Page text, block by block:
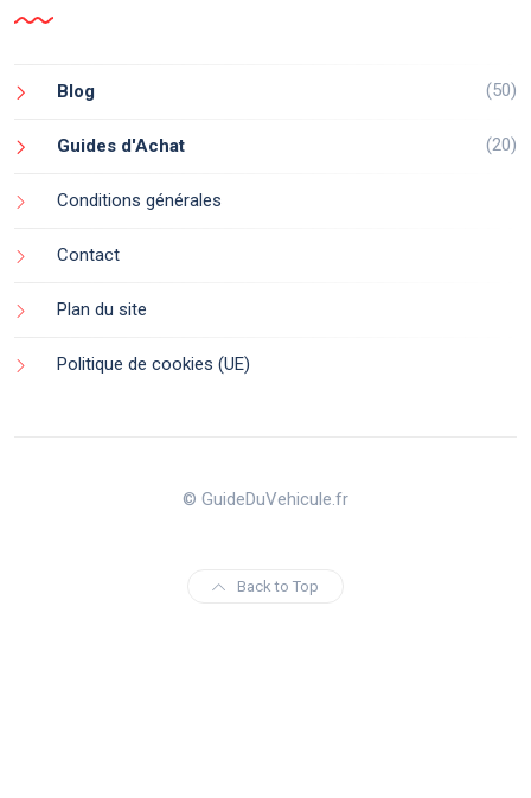
Blog (50)
Guides d'Achat (20)
Conditions générales
Contact
Plan du site
Politique de cookies (UE)
© GuideDuVehicule.fr
Back to Top